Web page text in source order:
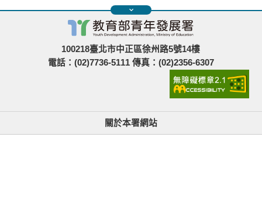
100218臺北市中正區徐州路5號14樓
電話：(02)7736-5111 傳真：(02)2356-6307
關於本署網站